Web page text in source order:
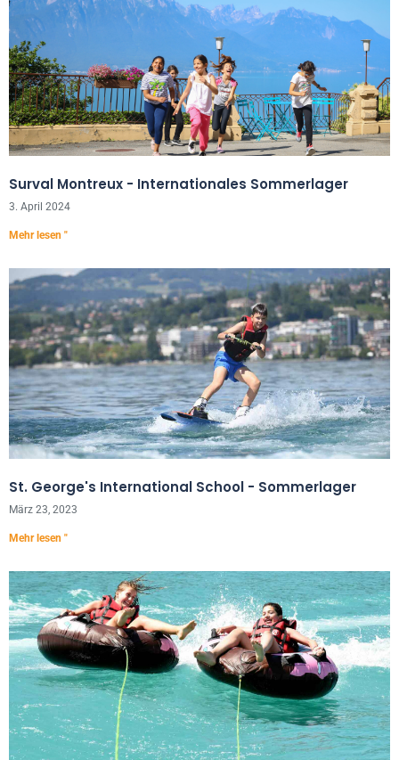
Surval Montreux - Internationales Sommerlager
3. April 2024
Mehr lesen "
St. George's International School - Sommerlager
März 23, 2023
Mehr lesen "